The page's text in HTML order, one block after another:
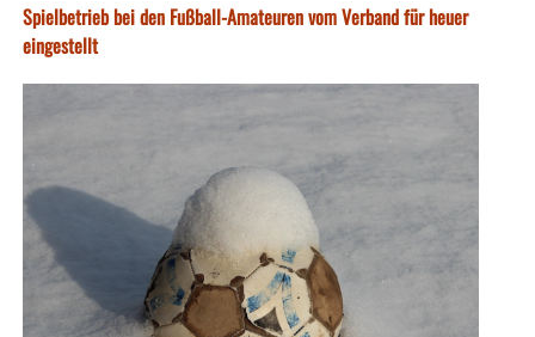
Spielbetrieb bei den Fußball-Amateuren vom Verband für heuer
eingestellt